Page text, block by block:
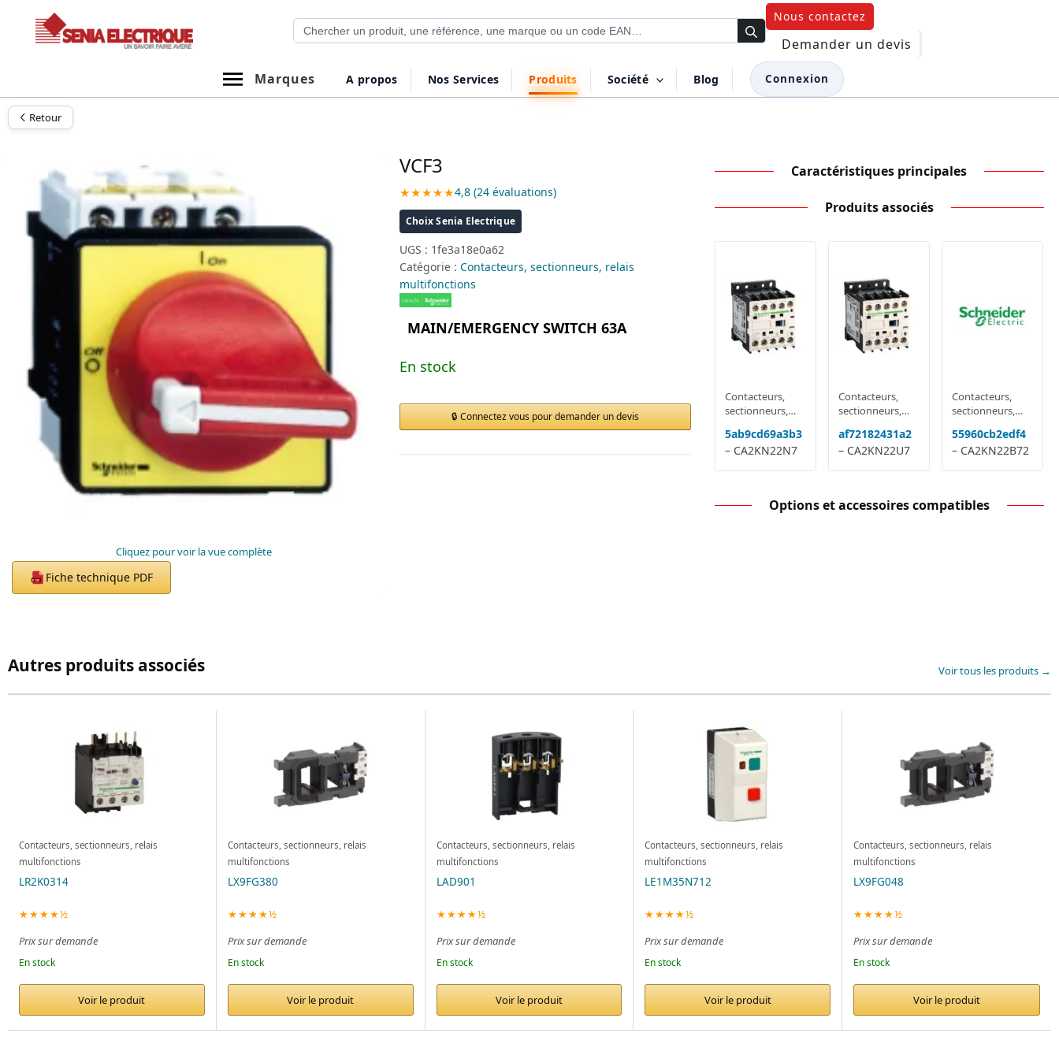
Recherche de produits
Nous contactez
Demander un devis
Marques
A propos Nos Services Produits Société Blog Connexion
Retour
Cliquez pour voir la vue complète
PDF Fiche technique PDF
VCF3
★★★★★4,8 (24 évaluations)
Choix Senia Electrique
UGS : 1fe3a18e0a62
Catégorie : Contacteurs, sectionneurs, relais
multifonctions
MAIN/EMERGENCY SWITCH 63A
En stock
Connectez vous pour demander un devis
Caractéristiques principales
Produits associés
Contacteurs,
sectionneurs,
multifonctions
5ab9cd69a3b3
– CA2KN22N7
Contacteurs,
sectionneurs,
multifonctions
af72182431a2
– CA2KN22U7
Contacteurs,
sectionneurs,
multifonctions
55960cb2edf4
– CA2KN22B72
Options et accessoires compatibles
Autres produits associés Voir tous les produits →
Contacteurs, sectionneurs, relais
multifonctions
LR2K0314
★★★★½
Prix sur demande
En stock
Voir le produit
Contacteurs, sectionneurs, relais
multifonctions
LX9FG380
★★★★½
Prix sur demande
En stock
Voir le produit
Contacteurs, sectionneurs, relais
multifonctions
LAD901
★★★★½
Prix sur demande
En stock
Voir le produit
Contacteurs, sectionneurs, relais
multifonctions
LE1M35N712
★★★★½
Prix sur demande
En stock
Voir le produit
Contacteurs, sectionneurs, relais
multifonctions
LX9FG048
★★★★½
Prix sur demande
En stock
Voir le produit